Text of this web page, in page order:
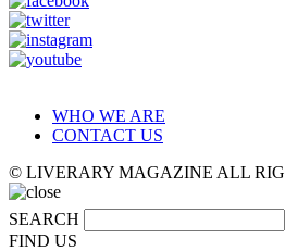
WHO WE ARE
CONTACT US
© LIVERARY MAGAZINE ALL
SEARCH
FIND US